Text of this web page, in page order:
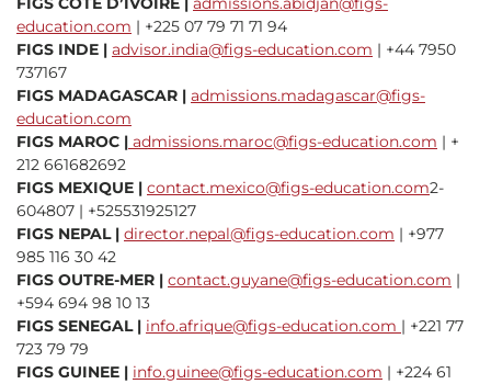
education.com | +225 07 79 71 71 94
FIGS INDE | advisor.india@figs-education.com | +44 7950
737167
FIGS MADAGASCAR | admissions.madagascar@figs-
education.com
FIGS MAROC | admissions.maroc@figs-education.com | +
212 661682692
FIGS MEXIQUE | contact.mexico@figs-education.com2-
604807 | +525531925127
FIGS NEPAL | director.nepal@figs-education.com | +977
985 116 30 42
FIGS OUTRE-MER | contact.guyane@figs-education.com |
+594 694 98 10 13
FIGS SENEGAL | info.afrique@figs-education.com | +221 77
723 79 79
FIGS GUINEE | info.guinee@figs-education.com | +224 61